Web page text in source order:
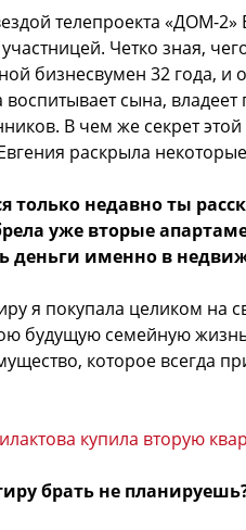
телепроекта «ДОМ-
Четко зная,
бизнесвумен 32 года, и
воспитывает сына,
В чем же секрет этой
раскрыла
только недавно ты
уже вторые
деньги именно в
я покупала целиком на
будущую семейную
которое всегда
купила вторую
брать не